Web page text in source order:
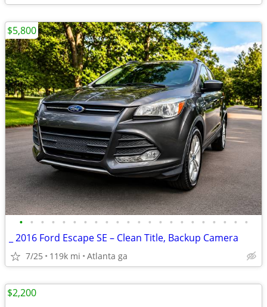
• • • • • • • • • • • • • • • • • • • • • •
_ 2016 Ford Escape SE – Clean Title, Backup Camera
7/25 119k mi Atlanta ga
$5,800
$2,200